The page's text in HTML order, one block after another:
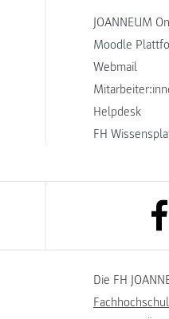
JOANNEUM
Moodle
Webmail
Helpdesk
FH
Die FH